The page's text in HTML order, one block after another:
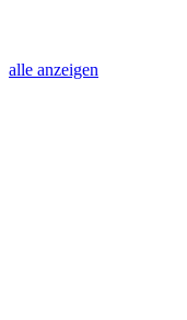
alle anzeigen